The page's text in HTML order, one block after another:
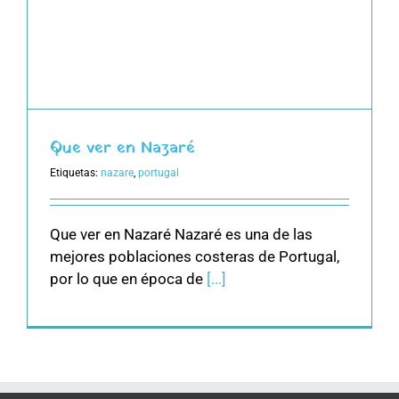
Que ver en Nazaré
Etiquetas: nazare, portugal
Que ver en Nazaré Nazaré es una de las
mejores poblaciones costeras de Portugal,
por lo que en época de [...]